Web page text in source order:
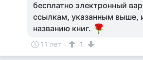
бесплатно электронный
ссылкам, указанным выше,
названию книг.
11 лет 1